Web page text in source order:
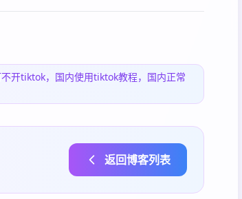
开tiktok，国内使用tiktok教程，国内正常
返回博客列表